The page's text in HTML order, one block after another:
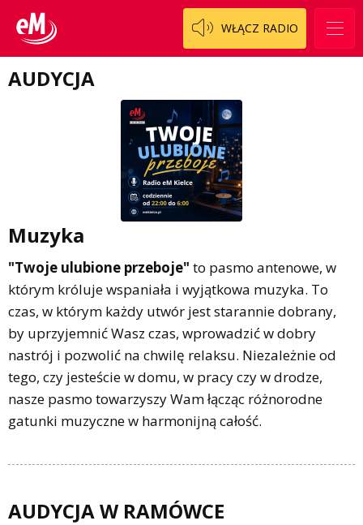
WŁĄCZ RADIO
Weekend z blondynką
W starych Kielcach
Wszystko w temacie
Polityka prywatności
ZNAJDZIESZ NAS TAKŻE NA
AUDYCJA
Muzyka
"Twoje ulubione przeboje" to pasmo antenowe, w
którym króluje wspaniała i wyjątkowa muzyka. To
czas, w którym każdy utwór jest starannie dobrany,
by uprzyjemnić Wasz czas, wprowadzić w dobry
nastrój i pozwolić na chwilę relaksu. Niezależnie od
tego, czy jesteście w domu, w pracy czy w drodze,
nasze pasmo towarzyszy Wam łącząc różnorodne
gatunki muzyczne w harmonijną całość.
AUDYCJA W RAMÓWCE